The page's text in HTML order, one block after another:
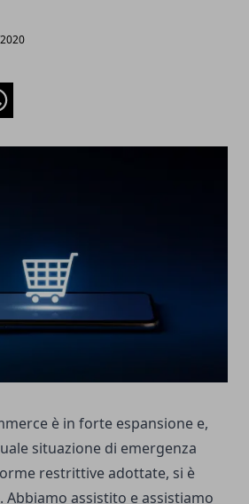
è in forte espansione e,
situazione di emergenza
restrittive adottate, si è
assistito e assistiamo